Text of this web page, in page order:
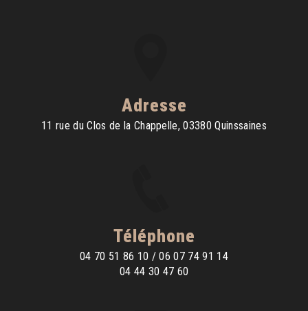
Adresse
11 rue du Clos de la Chappelle, 03380 Quinssaines
Téléphone
04 70 51 86 10 / 06 07 74 91 14
04 44 30 47 60